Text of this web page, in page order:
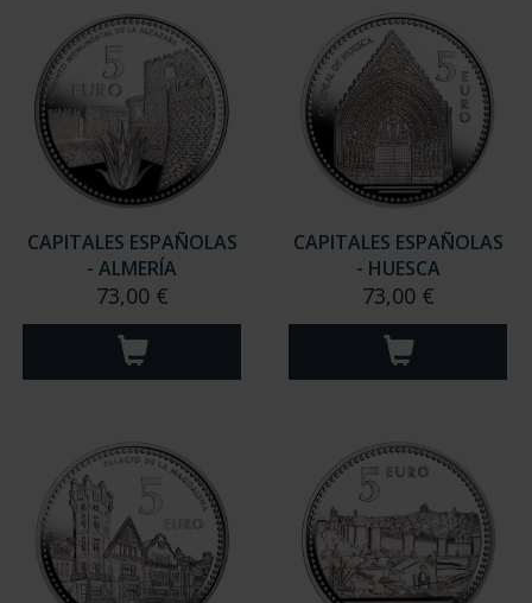
CAPITALES ESPAÑOLAS
- ALMERÍA
73,00 €
CAPITALES ESPAÑOLAS
- HUESCA
73,00 €